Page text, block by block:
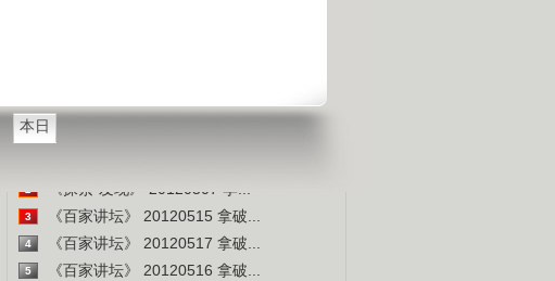
本日
《探索·发现》 20120507 李...
3 《百家讲坛》 20120515 拿破...
4 《百家讲坛》 20120517 拿破...
5 《百家讲坛》 20120516 拿破...